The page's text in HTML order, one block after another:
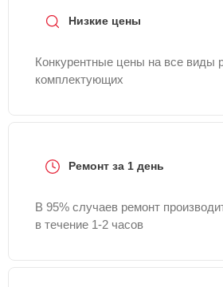
Низкие цены
Конкурентные цены на все виды
комплектующих
Ремонт за 1 день
В 95% случаев ремонт
в течение 1-2 часов